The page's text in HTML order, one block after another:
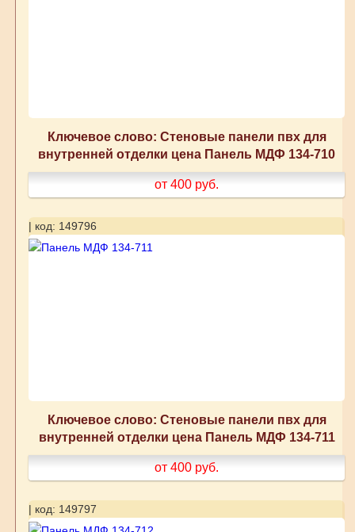
Ключевое слово: Стеновые панели пвх для
внутренней отделки цена Панель МДФ 134-710
от 400 руб.
| код: 149796
Ключевое слово: Стеновые панели пвх для
внутренней отделки цена Панель МДФ 134-711
от 400 руб.
| код: 149797